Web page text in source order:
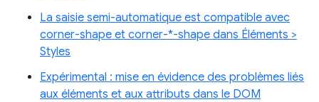
La saisie semi-automatique est compatible avec
corner-shape et corner-*-shape dans Éléments >
Styles
Expérimental : mise en évidence des problèmes liés
aux éléments et aux attributs dans le DOM